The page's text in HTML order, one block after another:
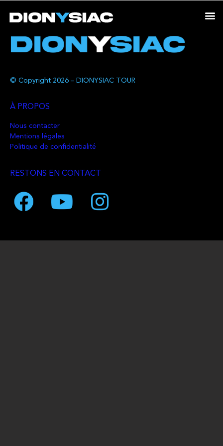
© Copyright 2026 – DIONYSIAC TOUR
À PROPOS
Nous contacter
Mentions légales
Politique de confidentialité
RESTONS EN CONTACT